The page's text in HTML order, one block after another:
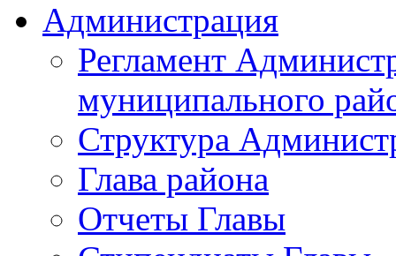
Администрация
Регламент
муниципального
Структура
Глава района
Отчеты Главы